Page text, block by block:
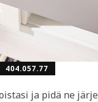
404.057.77
ja pidä ne